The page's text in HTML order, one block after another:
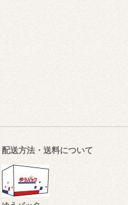
配送方法・送料について